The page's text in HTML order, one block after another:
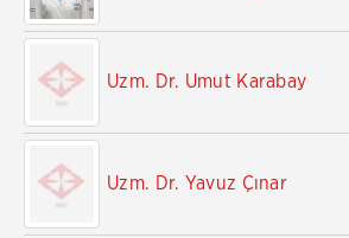
Uzm. Dr. Umut Karabay
Uzm. Dr. Yavuz Çınar